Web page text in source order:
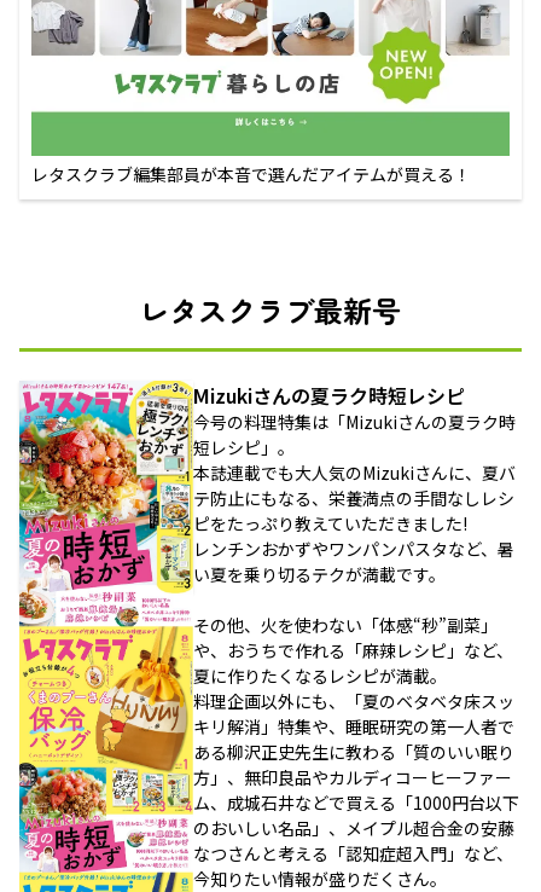
レタスクラブ編集部員が本音で選んだアイテムが買える！
レタスクラブ最新号
Mizukiさんの夏ラク時短レシピ
今号の料理特集は「Mizukiさんの夏ラク時
短レシピ」。
本誌連載でも大人気のMizukiさんに、夏バ
テ防止にもなる、栄養満点の手間なしレシ
ピをたっぷり教えていただきました!
レンチンおかずやワンパンパスタなど、暑
い夏を乗り切るテクが満載です。
その他、火を使わない「体感“秒”副菜」
や、おうちで作れる「麻辣レシピ」など、
夏に作りたくなるレシピが満載。
料理企画以外にも、「夏のベタベタ床スッ
キリ解消」特集や、睡眠研究の第一人者で
ある柳沢正史先生に教わる「質のいい眠り
方」、無印良品やカルディコーヒーファー
ム、成城石井などで買える「1000円台以下
のおいしい名品」、メイプル超合金の安藤
なつさんと考える「認知症超入門」など、
今知りたい情報が盛りだくさん。